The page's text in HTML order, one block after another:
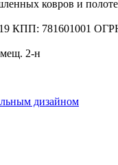
ковров и
КПП: 781601001
2-н
дизайном